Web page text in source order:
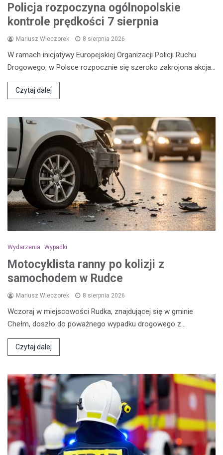
Policja rozpoczyna ogólnopolskie
kontrole prędkości 7 sierpnia
Mariusz Wieczorek 8 sierpnia 2026
W ramach inicjatywy Europejskiej Organizacji Policji Ruchu
Drogowego, w Polsce rozpocznie się szeroko zakrojona akcja…
Czytaj dalej
Wydarzenia Wypadki
Motocyklista ranny po kolizji z
samochodem w Rudce
Mariusz Wieczorek 8 sierpnia 2026
Wczoraj w miejscowości Rudka, znajdującej się w gminie
Chełm, doszło do poważnego wypadku drogowego z…
Czytaj dalej